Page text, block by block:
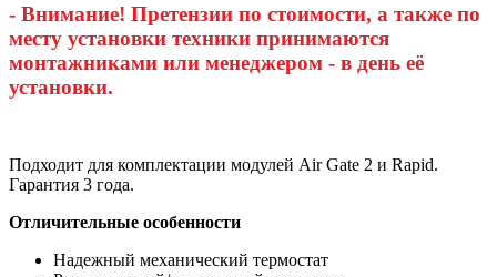
- Внимание! Претензии по стоимости, а также по
месту установки техники принимаются
монтажниками или менеджером - в день её
установки.
Подходит для комплектации модулей Air Gate 2 и Rapid.
Гарантия 3 года.
Отличительные особенности
Надежный механический термостат